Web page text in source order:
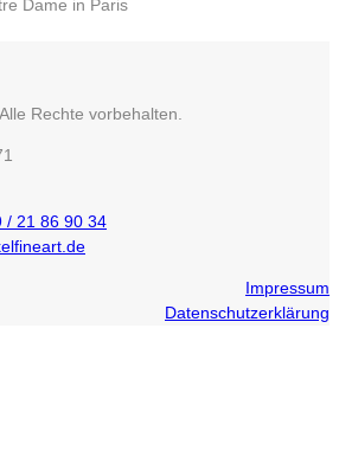
Rechte vorbehalten.
/ 21 86 90 34
Impressum
Datenschutzerklärung